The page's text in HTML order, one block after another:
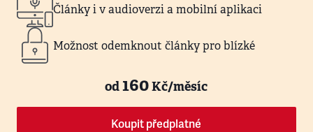
Články i v audioverzi a mobilní aplikaci
Možnost odemknout články pro blízké
od160Kč/měsíc
Koupit předplatné